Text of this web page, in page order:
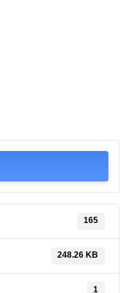
165
248.26 KB
1